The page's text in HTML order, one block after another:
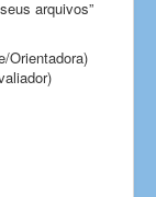
arquivos”
Orientadora)